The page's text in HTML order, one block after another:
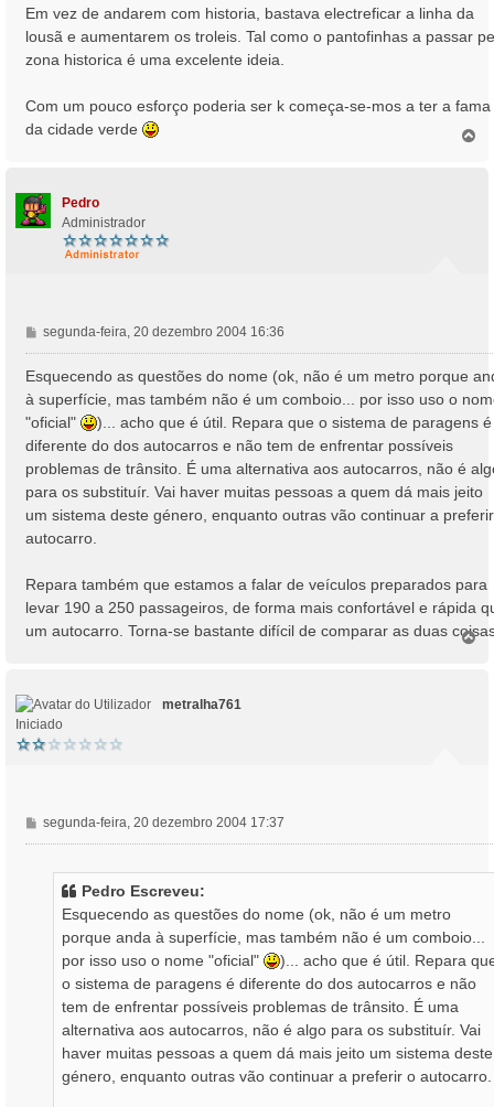
Em vez de andarem com historia, bastava electreficar a linha da
lousã e aumentarem os troleis. Tal como o pantofinhas a passar
zona historica é uma excelente ideia.
Com um pouco esforço poderia ser k começa-se-mos a ter a fama
da cidade verde
Pedro
Administrador
M
e
n
g
e
m
segunda-feira, 20 dezembro 2004 16:36
Esquecendo as questões do nome (ok, não é um metro porque
à superfície, mas também não é um comboio... por isso uso o
"oficial"
)... acho que é útil. Repara que o sistema de paragens é
diferente do dos autocarros e não tem de enfrentar possíveis
problemas de trânsito. É uma alternativa aos autocarros, não é
para os substituír. Vai haver muitas pessoas a quem dá mais jeito
um sistema deste género, enquanto outras vão continuar a
autocarro.
Repara também que estamos a falar de veículos preparados para
levar 190 a 250 passageiros, de forma mais confortável e rápida
um autocarro. Torna-se bastante difícil de comparar as duas
T
metralha761
Iniciado
M
e
segunda-feira, 20 dezembro 2004 17:37
Pedro Escreveu:
Esquecendo as questões do nome (ok, não é um metro
porque anda à superfície, mas também não é um comboio...
por isso uso o nome "oficial"
)... acho que é útil. Repara
o sistema de paragens é diferente do dos autocarros e não
tem de enfrentar possíveis problemas de trânsito. É uma
alternativa aos autocarros, não é algo para os substituír. Vai
haver muitas pessoas a quem dá mais jeito um sistema deste
género, enquanto outras vão continuar a preferir o autocarro.